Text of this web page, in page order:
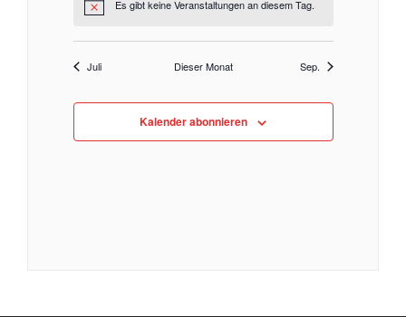
HinweisEs gibt keine Veranstaltungen an diesem Tag.
Juli Dieser Monat Sep.
Kalender abonnieren